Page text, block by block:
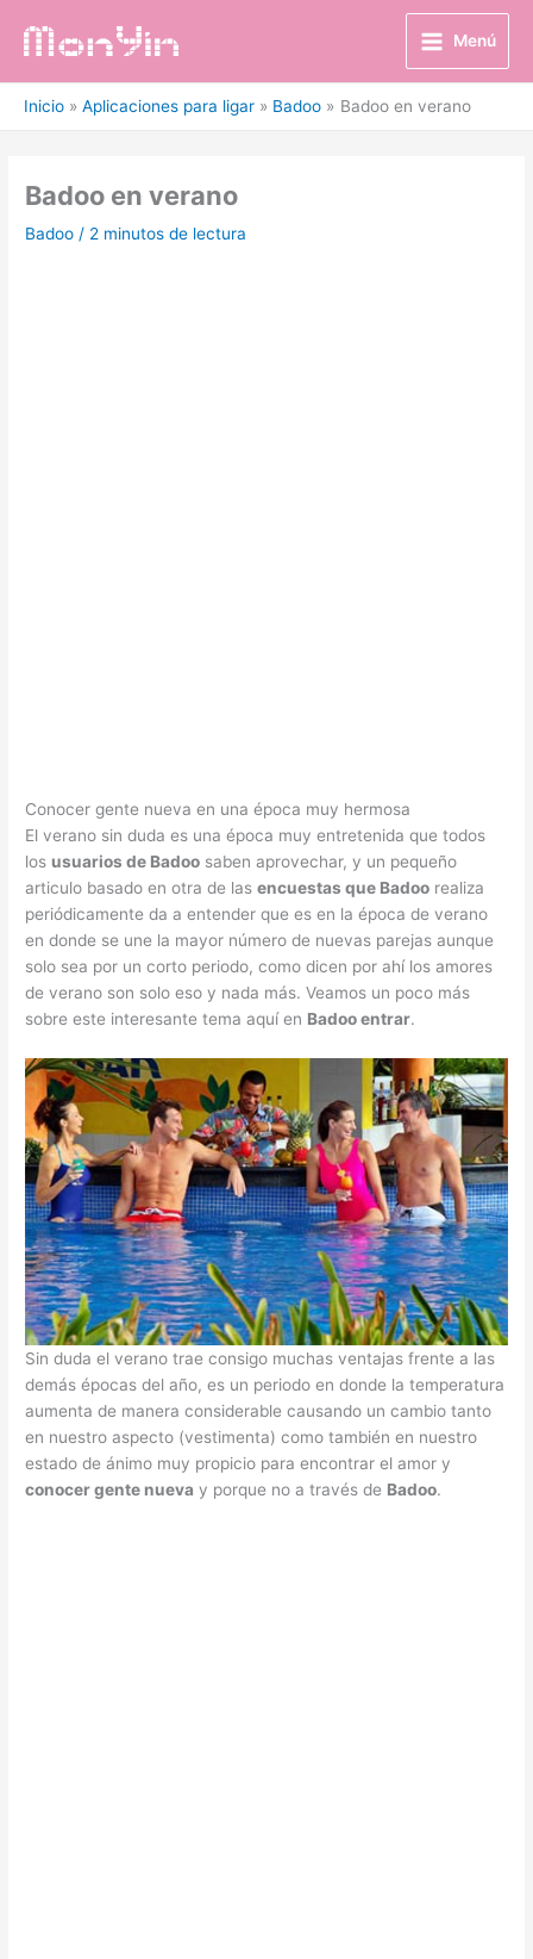
Menú
Inicio Aplicaciones para ligar Badoo Badoo en verano
Badoo en verano
Badoo / 2 minutos de lectura
Conocer gente nueva en una época muy hermosa
El verano sin duda es una época muy entretenida que todos
los usuarios de Badoo saben aprovechar, y un pequeño
articulo basado en otra de lasencuestas que Badoo realiza
periódicamente da a entender que es en la época de verano
en donde se une la mayor número de nuevas parejas aunque
solo sea por un corto periodo, como dicen por ahí los amores
de verano son solo eso y nada más. Veamos un poco más
sobre este interesante tema aquí en Badoo entrar.
Sin duda el verano trae consigo muchas ventajas frente a las
demás épocas del año, es un periodo en donde la temperatura
aumenta de manera considerable causando un cambio tanto
en nuestro aspecto (vestimenta) como también en nuestro
estado de ánimo muy propicio para encontrar el amor y
conocer gente nueva y porque no a través de Badoo.